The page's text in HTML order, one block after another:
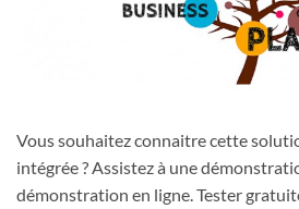
Vous souhaitez connaitre cette
intégrée ? Assistez à une
démonstration en ligne. Tester